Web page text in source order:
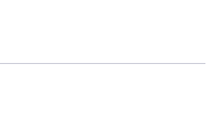
eb tartását és annak
jártas szakértőt.